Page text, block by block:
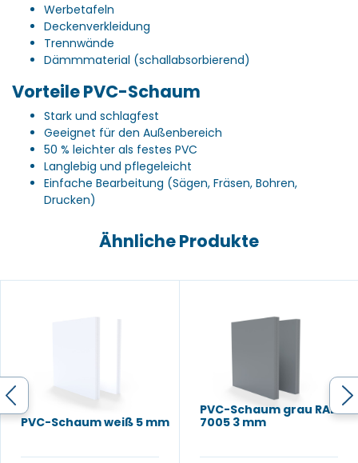
Werbetafeln
Deckenverkleidung
Trennwände
Dämmmaterial (schallabsorbierend)
Vorteile PVC-Schaum
Stark und schlagfest
Geeignet für den Außenbereich
50 % leichter als festes PVC
Langlebig und pflegeleicht
Einfache Bearbeitung (Sägen, Fräsen, Bohren,
Drucken)
Ähnliche Produkte
PVC-Schaum weiß 5 mm
PVC-Schaum grau RAL
7005 3 mm